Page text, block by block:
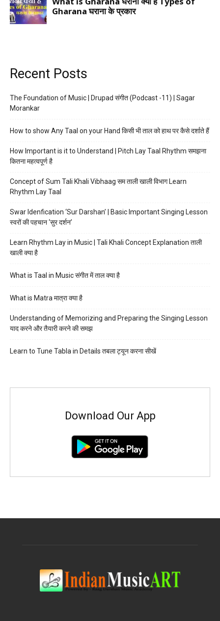
Recent Posts
The Foundation of Music | Drupad संगीत (Podcast -11) | Sagar
Morankar
How to show Any Taal on your Hand किसी भी ताल को हाथ पर कैसे दर्शाते हैं
How Important is it to Understand | Pitch Lay Taal Rhythm समझना
कितना महत्वपूर्ण है
Concept of Sum Tali Khali Vibhaag सम ताली खाली विभाग Learn
Rhythm Lay Taal
Swar Idenfication ‘Sur Darshan’ | Basic Important Singing Lesson
स्वरों की पहचान ‘सुर दर्शन’
Learn Rhythm Lay in Music | Tali Khali Concept Explanation ताली
खाली क्या है
What is Taal in Music संगीत में ताल क्या है
What is Matra मात्रा क्या है
Understanding of Memorizing and Preparing the Singing Lesson
याद करने और तैयारी करने की समझ
Learn to Tune Tabla in Details तबला ट्यून करना सीखें
Download Our App